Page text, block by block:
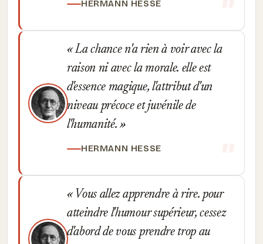
HERMANN HESSE
La chance n'a rien à voir avec la
raison ni avec la morale. elle est
d'essence magique, l'attribut d'un
niveau précoce et juvénile de
l'humanité.
HERMANN HESSE
Vous allez apprendre à rire. pour
atteindre l'humour supérieur, cessez
d'abord de vous prendre trop au